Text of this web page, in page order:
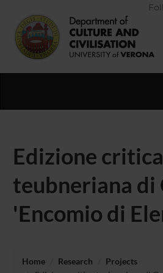
Edizione critica
teubneriana di
'Encomio di
Home Research
Projects